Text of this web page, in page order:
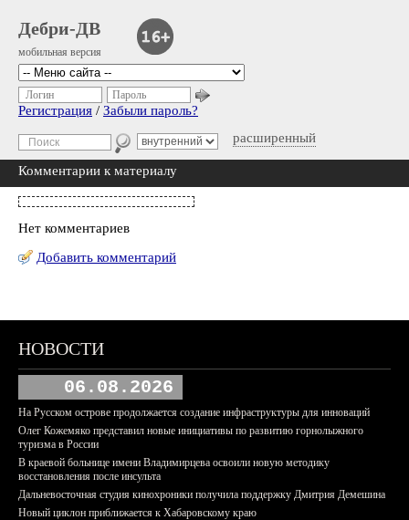
Дебри-ДВ
мобильная версия
расширенный
Логин Пароль
Регистрация / Забыли пароль?
Комментарии к материалу
Нет комментариев
Добавить комментарий
НОВОСТИ
06.08.2026
На Русском острове продолжается создание инфраструктуры для инноваций
Олег Кожемяко представил новые инициативы по развитию горнолыжного
туризма в России
В краевой больнице имени Владимирцева освоили новую методику
восстановления после инсульта
Дальневосточная студия кинохроники получила поддержку Дмитрия Демешина
Новый циклон приближается к Хабаровскому краю